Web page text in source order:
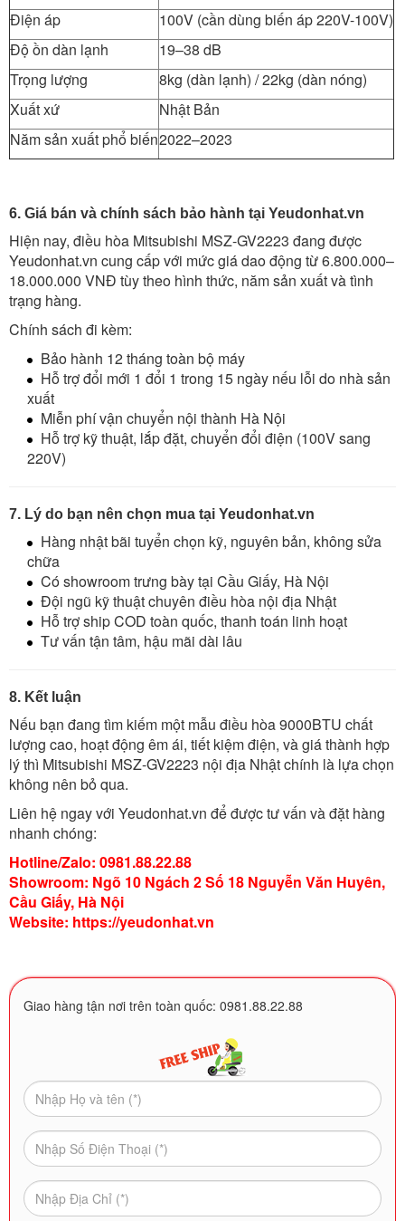
Điện áp
100V (cần dùng biến áp 220V-100V)
Độ ồn dàn lạnh
19–38 dB
Trọng lượng
8kg (dàn lạnh) / 22kg (dàn nóng)
Xuất xứ
Nhật Bản
Năm sản xuất phổ biến2022–2023
6. Giá bán và chính sách bảo hành tại Yeudonhat.vn
Hiện nay, điều hòa Mitsubishi MSZ-GV2223 đang được
Yeudonhat.vn cung cấp với mức giá dao động từ 6.800.000–
18.000.000 VNĐ tùy theo hình thức, năm sản xuất và tình
trạng hàng.
Chính sách đi kèm:
Bảo hành 12 tháng toàn bộ máy
Hỗ trợ đổi mới 1 đổi 1 trong 15 ngày nếu lỗi do nhà sản
xuất
Miễn phí vận chuyển nội thành Hà Nội
Hỗ trợ kỹ thuật, lắp đặt, chuyển đổi điện (100V sang
220V)
7. Lý do bạn nên chọn mua tại Yeudonhat.vn
Hàng nhật bãi tuyển chọn kỹ, nguyên bản, không sửa
chữa
Có showroom trưng bày tại Cầu Giấy, Hà Nội
Đội ngũ kỹ thuật chuyên điều hòa nội địa Nhật
Hỗ trợ ship COD toàn quốc, thanh toán linh hoạt
Tư vấn tận tâm, hậu mãi dài lâu
8. Kết luận
Nếu bạn đang tìm kiếm một mẫu điều hòa 9000BTU chất
lượng cao, hoạt động êm ái, tiết kiệm điện, và giá thành hợp
lý thì Mitsubishi MSZ-GV2223 nội địa Nhật chính là lựa chọn
không nên bỏ qua.
Liên hệ ngay với Yeudonhat.vn để được tư vấn và đặt hàng
nhanh chóng:
Hotline/Zalo: 0981.88.22.88
Showroom: Ngõ 10 Ngách 2 Số 18 Nguyễn Văn Huyên,
Cầu Giấy, Hà Nội
Website: https://yeudonhat.vn
Giao hàng tận nơi trên toàn quốc: 0981.88.22.88